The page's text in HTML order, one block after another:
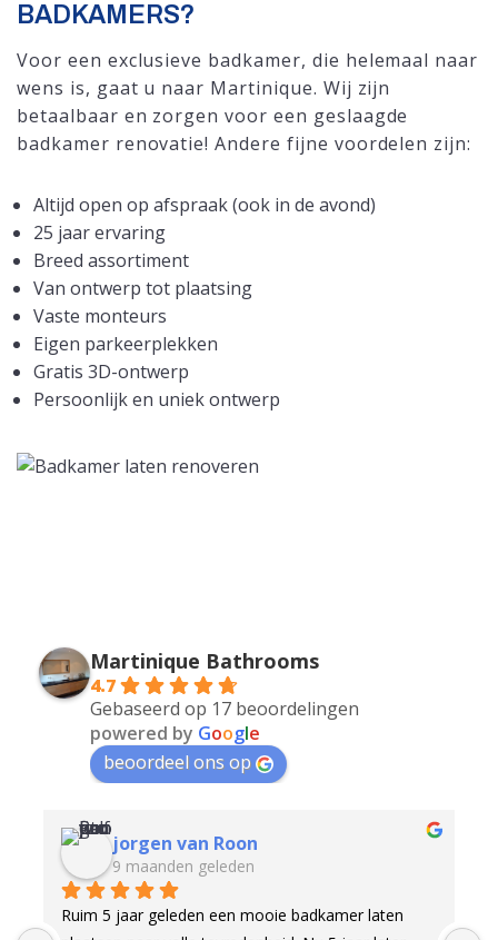
BADKAMERS?
Voor een exclusieve badkamer, die helemaal naar
wens is, gaat u naar Martinique. Wij zijn
betaalbaar en zorgen voor een geslaagde
badkamer renovatie! Andere fijne voordelen zijn:
Altijd open op afspraak (ook in de avond)
25 jaar ervaring
Breed assortiment
Van ontwerp tot plaatsing
Vaste monteurs
Eigen parkeerplekken
Gratis 3D-ontwerp
Persoonlijk en uniek ontwerp
Martinique Bathrooms
4.7
Gebaseerd op 17 beoordelingen
powered by Google
beoordeel ons op
jorgen van Roon
9 maanden geleden
Ruim 5 jaar geleden een mooie badkamer laten